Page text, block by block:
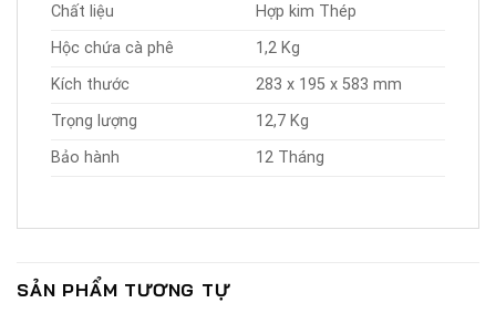
Chất liệu
Hợp kim Thép
Hộc chứa cà phê
1,2 Kg
Kích thước
283 x 195 x 583 mm
Trọng lượng
12,7 Kg
Bảo hành
12 Tháng
SẢN PHẨM TƯƠNG TỰ